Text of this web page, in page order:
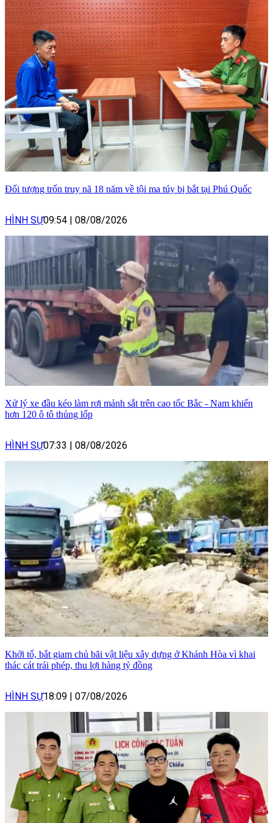
Đối tượng trốn truy nã 18 năm về tội ma túy bị bắt tại Phú Quốc
HÌNH SỰ09:54 08/08/2026
Xử lý xe đầu kéo làm rơi mảnh sắt trên cao tốc Bắc - Nam khiến
hơn 120 ô tô thủng lốp
HÌNH SỰ07:33 | 08/08/2026
Khởi tố, bắt giam chủ bãi vật liệu xây dựng ở Khánh Hòa vì khai
thác cát trái phép, thu lợi hàng tỷ đồng
HÌNH SỰ18:09 | 07/08/2026